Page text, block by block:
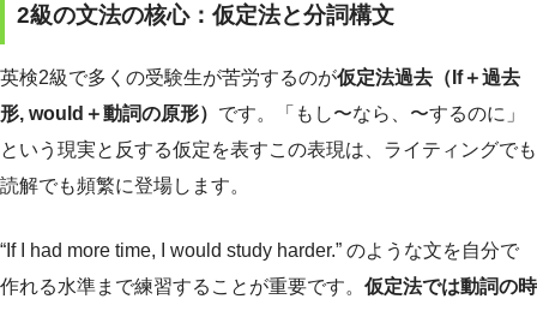
2級の文法の核心：仮定法と分詞構文
英検2級で多くの受験生が苦労するのが仮定法過去（If＋過去
形, would＋動詞の原形） です。「もし〜なら、〜するのに」
という現実と反する仮定を表すこの表現は、ライティングでも
読解でも頻繁に登場します。
“If I had more time, I would study harder.” のような文を自分で
作れる水準まで練習することが重要です。 仮定法では動詞の時